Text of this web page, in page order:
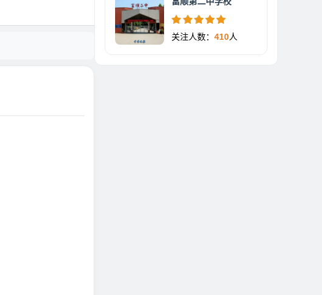
关注人数： 410人